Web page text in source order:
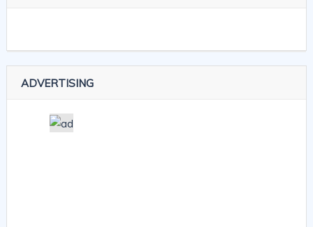
ADVERTISING